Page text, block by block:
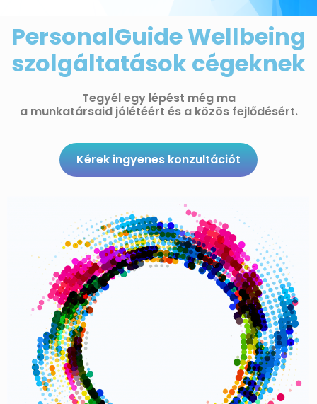
PersonalGuide Wellbeing
szolgáltatások cégeknek
Tegyél egy lépést még ma
a munkatársaid jólétéért és a közös fejlődésért.
Kérek ingyenes konzultációt